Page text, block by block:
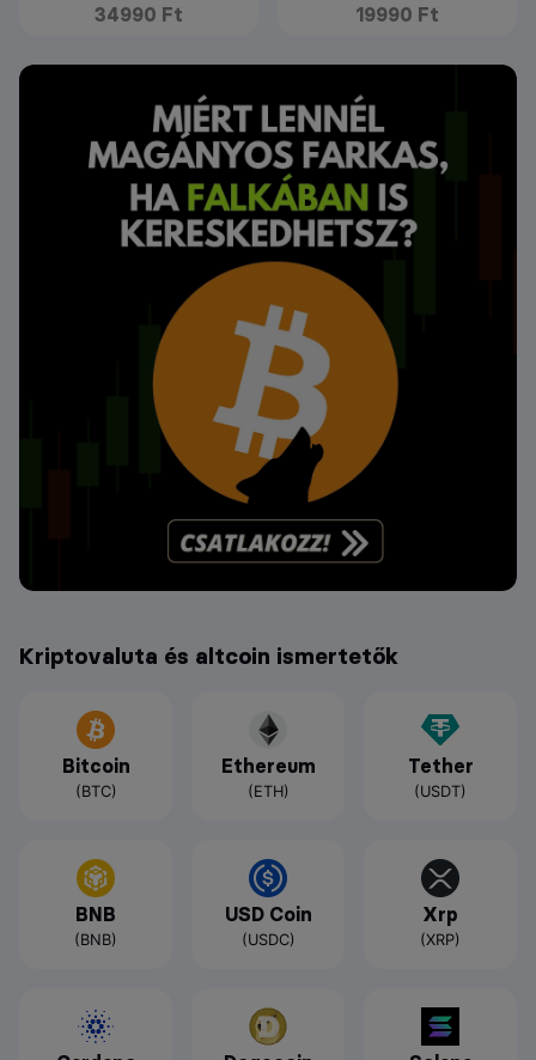
34990 Ft 19990 Ft
Kriptovaluta és altcoin ismertetők
Bitcoin
(BTC)
Ethereum
(ETH)
Tether
(USDT)
BNB
(BNB)
USD Coin
(USDC)
Xrp
(XRP)